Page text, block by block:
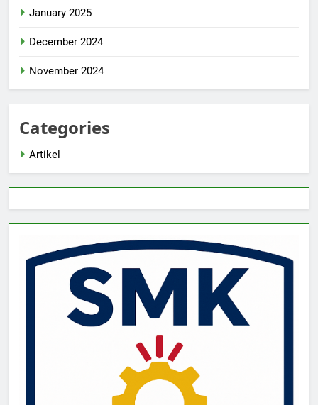
January 2025
December 2024
November 2024
Categories
Artikel